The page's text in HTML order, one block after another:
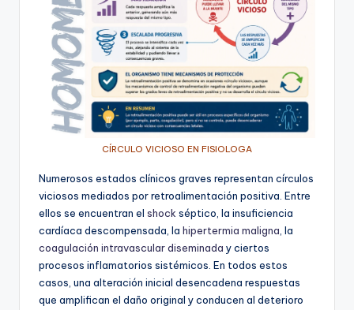
CÍRCULO VICIOSO EN FISIOLOGA
Numerosos estados clínicos graves representan círculos
viciosos mediados por retroalimentación positiva. Entre
ellos se encuentran el shock séptico, la insuficiencia
cardíaca descompensada, la hipertermia maligna, la
coagulación intravascular diseminada y ciertos
procesos inflamatorios sistémicos. En todos estos
casos, una alteración inicial desencadena respuestas
que amplifican el daño original y conducen al deterioro